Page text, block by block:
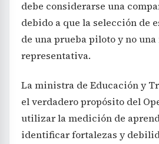
debe considerarse una
debido a que la selección de
de una prueba piloto y no
representativa.
La ministra de Educación y
el verdadero propósito del
utilizar la medición de
identificar fortalezas y